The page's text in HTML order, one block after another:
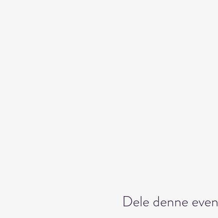
Dele denne